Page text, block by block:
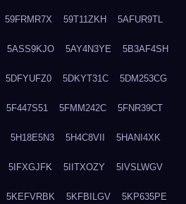
59FRMR7X 59T11ZKH 5AFUR9TL
5ASS9KJO 5AY4N3YE 5B3AF4SH
5DFYUFZ0 5DKYT31C 5DM253CG
5F447S51 5FMM242C 5FNR39CT
5H18E5N3 5H4C8VII 5HANI4XK
5IFXGJFK 5IITXOZY 5IVSLWGV
5KEFVRBK 5KFBILGV 5KP635PE